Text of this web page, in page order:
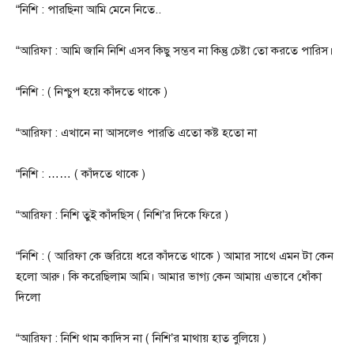
“নিশি : পারছিনা আমি মেনে নিতে..
“আরিফা : আমি জানি নিশি এসব কিছু সম্ভব না কিন্তু চেষ্টা তো করতে পারিস।
“নিশি : ( নিশ্চুপ হয়ে কাঁদতে থাকে )
“আরিফা : এখানে না আসলেও পারতি এতো কষ্ট হতো না
“নিশি : …… ( কাঁদতে থাকে ‌)
“আরিফা : নিশি তুই কাঁদছিস ( নিশি’র দিকে ফিরে )
“নিশি : ( আরিফা কে জরিয়ে ধরে কাঁদতে থাকে ) আমার সাথে এমন টা কেন
হলো আরু। কি করেছিলাম আমি। আমার ভাগ্য কেন আমায় এভাবে ধোঁকা
দিলো
“আরিফা : নিশি থাম কাদিস না ( নিশি’র মাথায় হাত বুলিয়ে )